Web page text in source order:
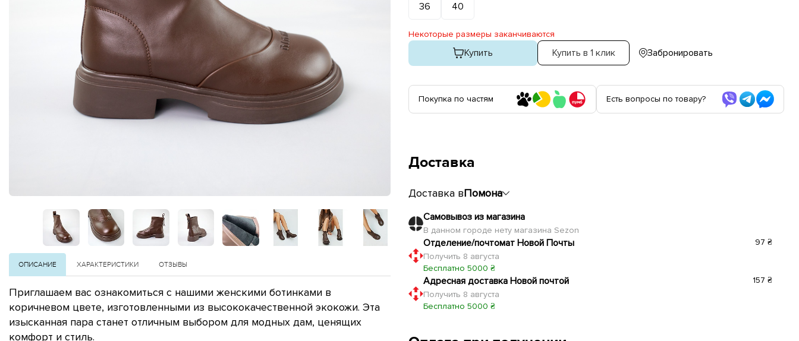
36 40
Некоторые размеры заканчиваются
Купить Купить в 1 клик Забронировать
Покупка по частям Есть вопросы по товару?
Доставка
Доставка вПомона
Самовывоз из магазина
В данном городе нету магазина Sezon
Отделение/почтомат Новой Почты
Получить 8 августа
Бесплатно 5000 ₴
97 ₴
Адресная доставка Новой почтой
Получить 8 августа
Бесплатно 5000 ₴
157 ₴
ОПИСАНИЕ ХАРАКТЕРИСТИКИ ОТЗЫВЫ
Приглашаем вас ознакомиться с нашими женскими ботинками в
коричневом цвете, изготовленными из высококачественной экокожи. Эта
изысканная пара станет отличным выбором для модных дам, ценящих
комфорт и стиль.